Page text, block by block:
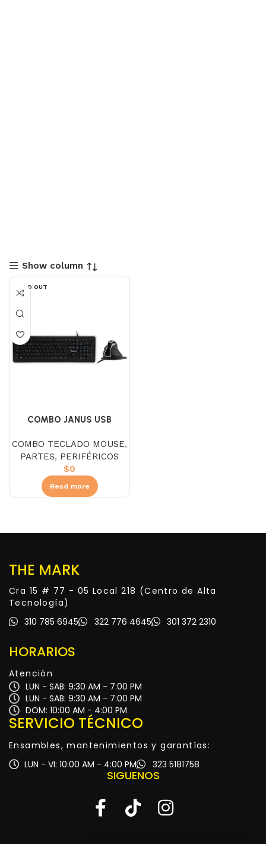
Show column
SOLD OUT
COMBO JANUS USB
ERGONOMIC
COMBO TECLADO MOUSE,
PARTES, PERIFÉRICOS
$0
Read more
THE MARK
Cra 15 # 77 - 05 Local 218 (Centro de Alta
Tecnología)
310 785 6945
322 776 4645 301 372 2310
HORARIOS
Atención
LUN - SAB: 9:30 AM - 7:00 PM
LUN - SAB: 9:30 AM - 7:00 PM
DOM: 10:00 AM - 4:00 PM
SERVICIO TÉCNICO
Ensambles, mantenimientos y garantías:
LUN - VI: 10:00 AM - 4:00 PM
323 5181758
SIGUENOS